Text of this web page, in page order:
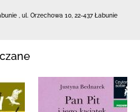
ul. Orzechowa 10 22-437 Łabunie